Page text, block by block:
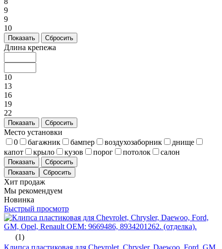
9
9
10
Показать Сбросить
Длина крепежа
10
13
16
19
22
Показать Сбросить
Место установки
0
багажник бампер воздухозаборник
днище
капот
крыло кузов порог потолок салон
Показать Сбросить
Хит продаж
Мы рекомендуем
Новинка
Быстрый просмотр
(1)
Клипса пластиковая для Chevrolet, Chrysler, Daewoo, Ford, GM,